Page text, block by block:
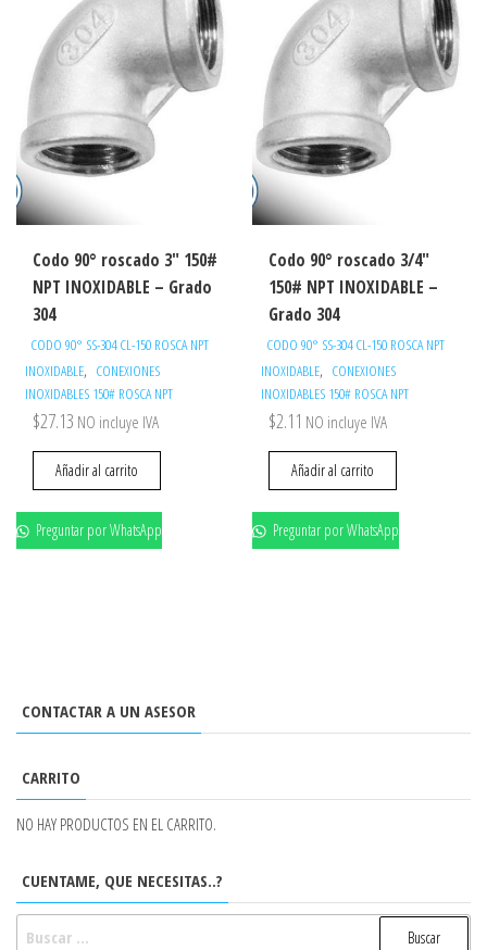
Codo 90° roscado 3″ 150#
NPT INOXIDABLE – Grado
304
CODO 90° SS-304 CL-150 ROSCA NPT
INOXIDABLE, CONEXIONES
INOXIDABLES 150# ROSCA NPT
$27.13 NO incluye IVA
Añadir al carrito
Preguntar por WhatsApp
Codo 90° roscado 3/4″
150# NPT INOXIDABLE –
Grado 304
CODO 90° SS-304 CL-150 ROSCA NPT
INOXIDABLE, CONEXIONES
INOXIDABLES 150# ROSCA NPT
$2.11 NO incluye IVA
Añadir al carrito
Preguntar por WhatsApp
CONTACTAR A UN ASESOR
CARRITO
NO HAY PRODUCTOS EN EL CARRITO.
CUENTAME, QUE NECESITAS..?